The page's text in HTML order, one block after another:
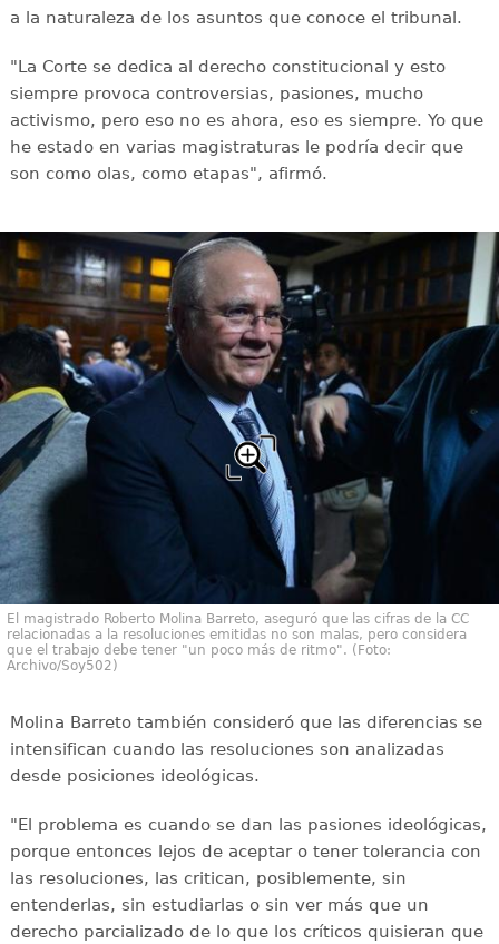
a la naturaleza de los asuntos que conoce el tribunal.
"La Corte se dedica al derecho constitucional y esto
siempre provoca controversias, pasiones, mucho
activismo, pero eso no es ahora, eso es siempre. Yo que
he estado en varias magistraturas le podría decir que
son como olas, como etapas", afirmó.
El magistrado Roberto Molina Barreto, aseguró que las cifras de la CC
relacionadas a la resoluciones emitidas no son malas, pero considera
que el trabajo debe tener "un poco más de ritmo". (Foto:
Archivo/Soy502)
Molina Barreto también consideró que las diferencias se
intensifican cuando las resoluciones son analizadas
desde posiciones ideológicas.
"El problema es cuando se dan las pasiones ideológicas,
porque entonces lejos de aceptar o tener tolerancia con
las resoluciones, las critican, posiblemente, sin
entenderlas, sin estudiarlas o sin ver más que un
derecho parcializado de lo que los críticos quisieran que